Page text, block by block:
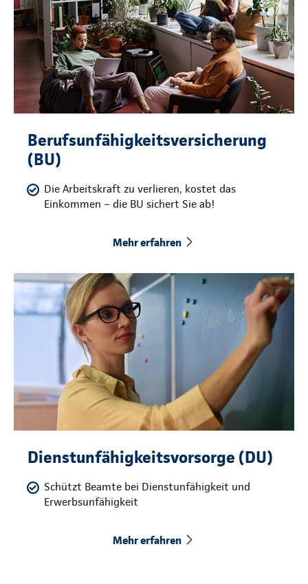
Berufsunfähigkeitsversicherung
(BU)
Die Arbeitskraft zu verlieren, kostet das
Einkommen – die BU sichert Sie ab!
Mehr erfahren
Dienstunfähigkeitsvorsorge (DU)
Schützt Beamte bei Dienstunfähigkeit und
Erwerbsunfähigkeit
Mehr erfahren